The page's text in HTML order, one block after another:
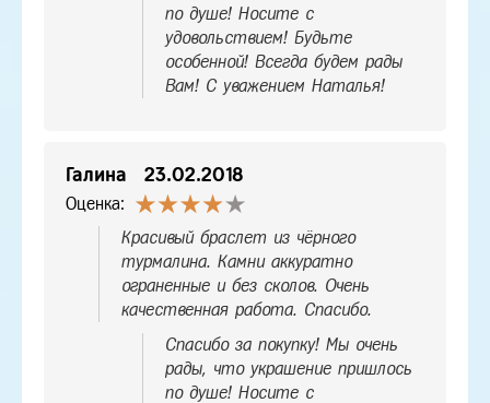
по душе! Носите с
удовольствием! Будьте
особенной! Всегда будем рады
Вам! С уважением Наталья!
Галина 23.02.2018
Оценка:
Красивый браслет из чёрного
турмалина. Камни аккуратно
ограненные и без сколов. Очень
качественная работа. Спасибо.
Спасибо за покупку! Мы очень
рады, что украшение пришлось
по душе! Носите с